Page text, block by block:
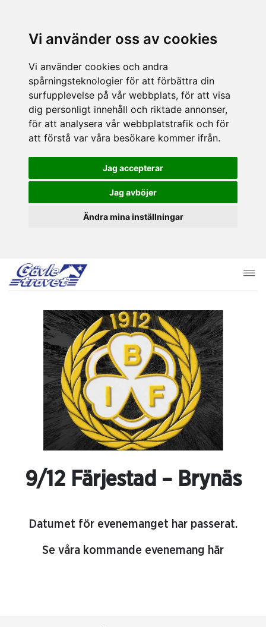
Vi använder oss av cookies
Vi använder cookies och andra
spårningsteknologier för att förbättra din
surfupplevelse på vår webbplats, för att visa
dig personligt innehåll och riktade annonser,
för att analysera vår webbplatstrafik och för
att förstå var våra besökare kommer ifrån.
Jag accepterar
Jag avböjer
Ändra mina inställningar
9/12 Färjestad – Brynäs
Datumet för evenemanget har passerat.
Se våra kommande evenemang här